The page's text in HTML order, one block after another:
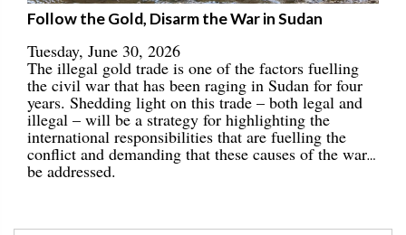
Follow the Gold, Disarm the War in Sudan
Tuesday, June 30, 2026
The illegal gold trade is one of the factors fuelling
the civil war that has been raging in Sudan for four
years. Shedding light on this trade – both legal and
illegal – will be a strategy for highlighting the
international responsibilities that are fuelling the
conflict and demanding that these causes of the war
be addressed.